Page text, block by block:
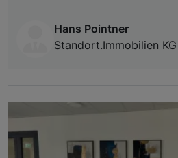
Hans Pointner
Standort.Immobilien KG